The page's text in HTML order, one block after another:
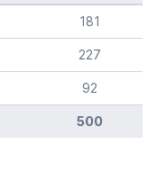
181
227
92
500